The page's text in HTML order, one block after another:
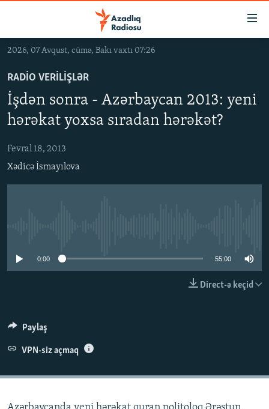
Əsas
qayıt
Əsas
naviqasiyaya
qayıt
keç
KORRUPSIOMETR
#ƏSLINDƏ
FƏRQƏ BAX
QANUNI DOĞRU
FOTOQALEREYA
OXU ZALI
İZ - MƏDƏNIYYƏT PROQRAMI
HAQQIMIZDA
MATERIALLARIMIZDAN ISTIFADƏ
AZADLIQRADIOSU MOBIL TELEFONUNUZDA
RFE/RL-in bütün saytları
2026, 07 Avqust, cümə, Bakı vaxtı 07:26
RADIO VERILIŞLƏR
İşdən sonra - Azərbaycan 2013: yeni
hərəkat yoxsa sıradan hərəkət?
Fevral 18, 2013
Xədicə İsmayılova
0:00 55:00
Direct-ə keçid
Paylaş
VPN-siz açmaq